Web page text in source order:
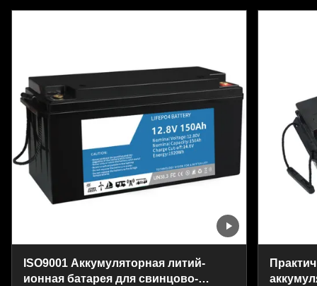
ISO9001 Аккумуляторная литий-
ионная батарея для свинцово-